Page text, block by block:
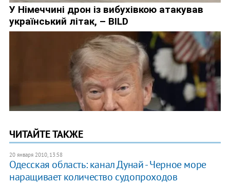
ЧИТАЙТЕ ТАКЖЕ
20 января 2010, 13:58
Одесская область: канал Дунай - Черное море
наращивает количество судопроходов